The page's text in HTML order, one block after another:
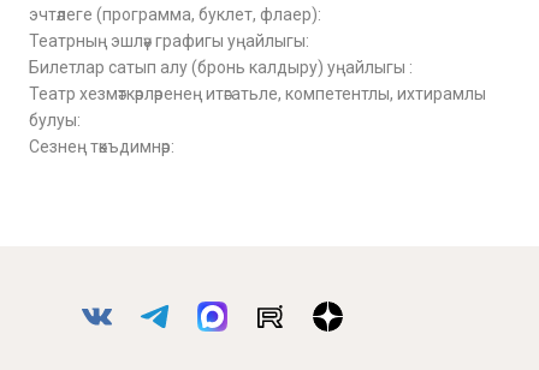
эчтәлеге (программа, буклет, флаер):
Театрның эшләү графигы уңайлыгы:
Билетлар сатып алу (бронь калдыру) уңайлыгы :
Театр хезмәткәрләренең итәгатьле, компетентлы, ихтирамлы
булуы:
Сезнең тәкъдимнәр: